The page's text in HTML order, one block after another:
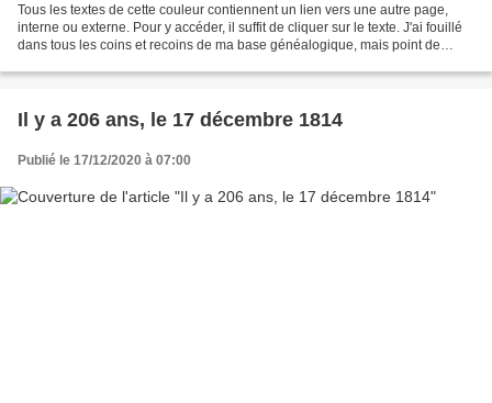
Tous les textes de cette couleur contiennent un lien vers une autre page,
interne ou externe. Pour y accéder, il suffit de cliquer sur le texte. J'ai fouillé
dans tous les coins et recoins de ma base généalogique, mais point de
Il y a 206 ans, le 17 décembre 1814
Publié le 17/12/2020 à 07:00